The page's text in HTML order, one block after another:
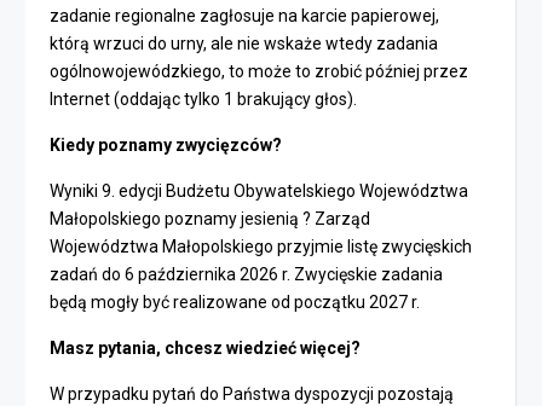
zadanie regionalne zagłosuje na karcie papierowej,
którą wrzuci do urny, ale nie wskaże wtedy zadania
ogólnowojewódzkiego, to może to zrobić później przez
Internet (oddając tylko 1 brakujący głos).
Kiedy poznamy zwycięzców?
Wyniki 9. edycji Budżetu Obywatelskiego Województwa
Małopolskiego poznamy jesienią ? Zarząd
Województwa Małopolskiego przyjmie listę zwycięskich
zadań do 6 października 2026 r. Zwycięskie zadania
będą mogły być realizowane od początku 2027 r.
Masz pytania, chcesz wiedzieć więcej?
W przypadku pytań do Państwa dyspozycji pozostają